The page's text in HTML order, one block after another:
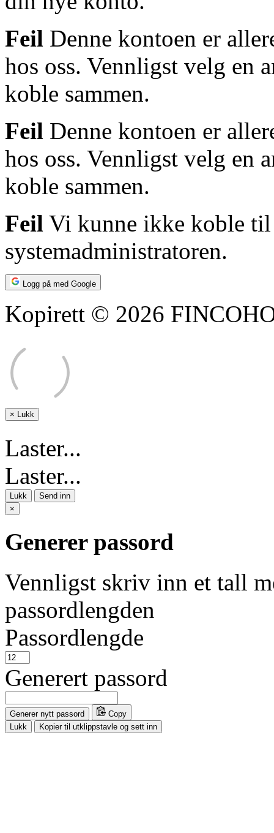
Feil Denne kontoen er
hos oss. Vennligst velg en
koble sammen.
Feil Denne kontoen er
hos oss. Vennligst velg en
koble sammen.
Feil Vi kunne ikke koble
systemadministratoren.
Logg på med Google
Kopirett © 2026
× Lukk
Laster...
Laster...
Lukk
Send inn
×
Generer passord
Vennligst skriv inn et tall
passordlengden
Passordlengde
Generert passord
Generer nytt passord
Copy
Lukk
Kopier til utklippstavle og sett inn